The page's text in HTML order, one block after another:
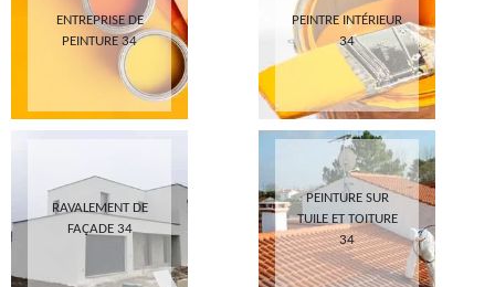
ENTREPRISE DE
PEINTURE 34
PEINTRE INTÉRIEUR
34
RAVALEMENT DE
FAÇADE 34
PEINTURE SUR
TUILE ET TOITURE
34